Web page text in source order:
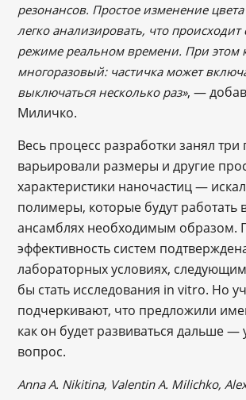
резонансов. Простое изменение
легко анализировать, что происходит
режиме реальном времени. При этом
многоразовый: частичка может
выключаться несколько раз», —
Миличко.
Весь процесс разработки занял три
варьировали размеры и другие
характеристики наночастиц —
полимеры, которые будут работать
ансамблях необходимым образом.
эффективность систем
лабораторных условиях,
бы стать исследования in vitro. Но
подчеркивают, что предложили
как он будет развиваться дальше —
вопрос.
Anna A. Nikitina, Valentin A. Milichko,